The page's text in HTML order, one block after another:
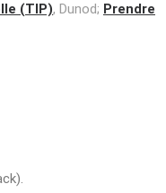
(TIP), Dunod; Prendre